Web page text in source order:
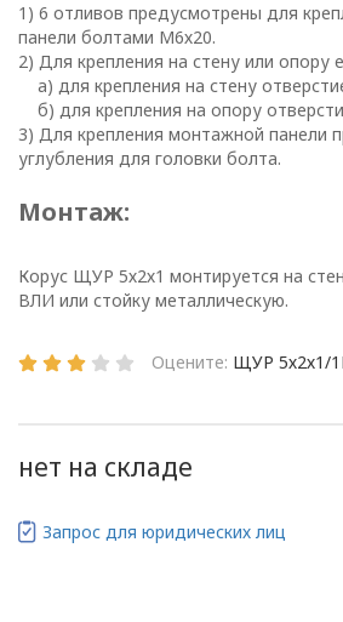
1) 6 отливов предусмотрены для
панели болтами М6х20.
2) Для крепления на стену или опору
а) для крепления на стену
б) для крепления на опору
3) Для крепления монтажной панели
углубления для головки болта.
Монтаж:
Корус ЩУР 5х2х1 монтируется на
ВЛИ или стойку металлическую.
Оцените: ЩУР
нет на складе
Запрос для юридических лиц
г. Минск
Глава 1
Общие
положения
1.1. Настоящая
персональных
определяет
условия обработки